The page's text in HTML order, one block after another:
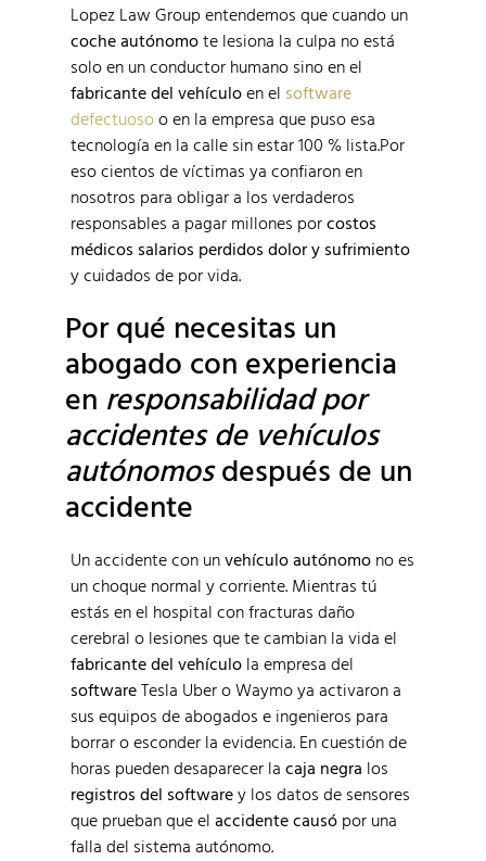
Lopez Law Group entendemos que cuando un
coche autónomote lesiona la culpa no está
solo en un conductor humano sino en el
fabricante del vehículoen el software
defectuosoo en la empresa que puso esa
tecnología en la calle sin estar 100 % lista.Por
eso cientos de víctimas ya confiaron en
nosotros para obligar a los verdaderos
responsables a pagar millones porcostos
médicos salarios perdidos dolor y sufrimiento
y cuidados de por vida.
Por qué necesitas un
abogado con experiencia
en responsabilidad por
accidentes de vehículos
autónomosdespués de un
accidente
Un accidente con unvehículo autónomo no es
un choque normal y corriente. Mientras tú
estás en el hospital con fracturas daño
cerebral o lesiones que te cambian la vida el
fabricante del vehículo la empresa del
softwareTesla Uber o Waymo ya activaron a
sus equipos de abogados e ingenieros para
borrar o esconder la evidencia. En cuestión de
horas pueden desaparecer la caja negra los
registros del softwarey los datos de sensores
que prueban que el accidente causó por una
falla del sistema autónomo.